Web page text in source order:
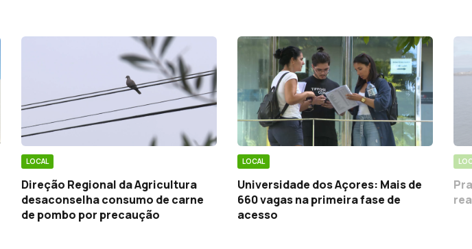
LOCAL
Direção Regional da Agricultura
desaconselha consumo de carne
de pombo por precaução
LOCAL
Universidade dos Açores: Mais de
660 vagas na primeira fase de
acesso